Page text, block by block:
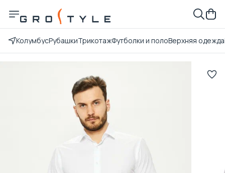
КолумбусРубашкиТрикотажФутболки и полоВерхняя одежда